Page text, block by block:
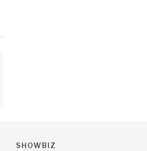
SHOWBIZ